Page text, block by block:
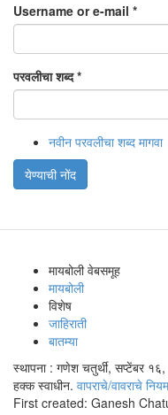
Username or e-mail *
परवलीचा शब्द*
नवीन परवलीचा शब्द मागवा
येण्याची नोंद
मायबोली वेबसमूह
मायबोली
विशेष
जाहिराती
बातम्या
स्थापना : गणेश चतुर्थी, सप्टेंबर
हक्क स्वाधीन. वापराचे/वावराचे नियम
First created: Ganesh